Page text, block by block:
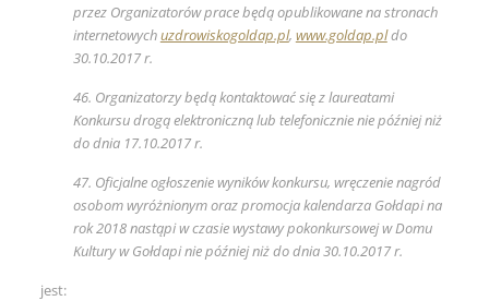
przez Organizatorów prace będą opublikowane na stronach
internetowychuzdrowiskogoldap.pl, www.goldap.pldo
30.10.2017 r.
46. Organizatorzy będą kontaktować się z laureatami
Konkursu drogą elektroniczną lub telefonicznie nie później niż
do dnia 17.10.2017 r.
47. Oficjalne ogłoszenie wyników konkursu, wręczenie nagród
osobom wyróżnionym oraz promocja kalendarza Gołdapi na
rok 2018 nastąpi w czasie wystawy pokonkursowej w Domu
Kultury w Gołdapi nie później niż do dnia 30.10.2017 r.
jest: